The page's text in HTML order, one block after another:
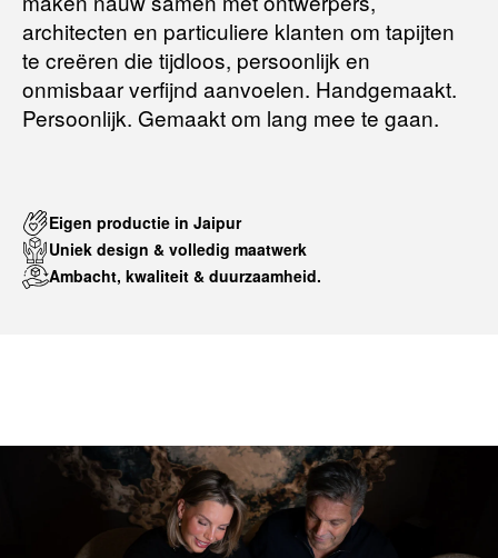
architecten en particuliere klanten om tapijten
te creëren die tijdloos, persoonlijk en
onmisbaar verfijnd aanvoelen. Handgemaakt.
Persoonlijk. Gemaakt om lang mee te gaan.
Eigen productie in Jaipur
Uniek design & volledig maatwerk
Ambacht, kwaliteit & duurzaamheid.